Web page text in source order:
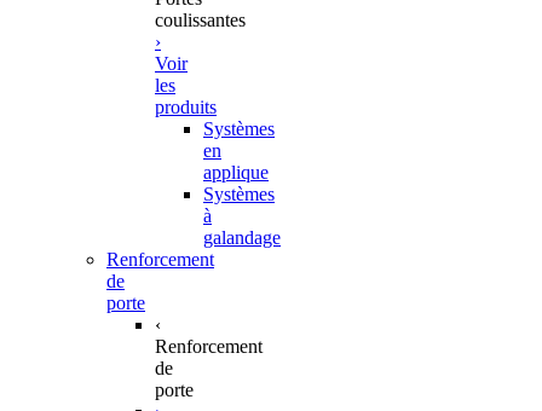
coulissantes
›
Voir
les
produits
Systèmes
en
applique
Systèmes
à
galandage
Renforcement
de
porte
‹
Renforcement
de
porte